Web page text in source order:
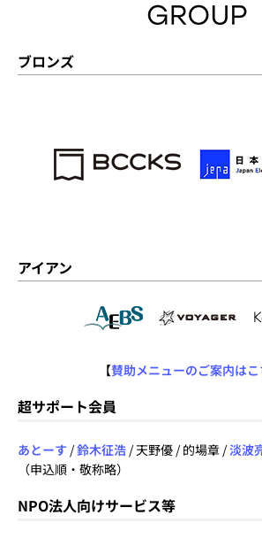
ブロンズ
アイアン
【賛助メニューのご案内はこ
超サポート会員
あとーす /鈴木征浩 / 天野優 / 的場章 /淡波
（申込順・敬称略）
NPO法人向けサービス等